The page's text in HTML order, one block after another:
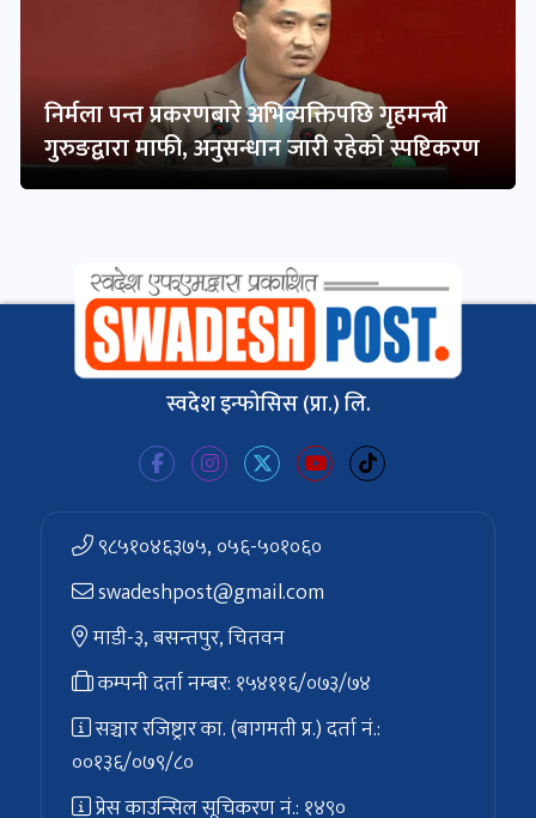
निर्मला पन्त प्रकरणबारे अभिव्यक्तिपछि गृहमन्त्री
गुरुङद्वारा माफी, अनुसन्धान जारी रहेको स्पष्टिकरण
स्वदेश इन्फोसिस (प्रा.) लि.
९८५१०४६३७५, ०५६-५०१०६०
swadeshpost@gmail.com
माडी-३, बसन्तपुर, चितवन
कम्पनी दर्ता नम्बर: १५४११६/०७३/७४
सञ्चार रजिष्ट्रार का. (बागमती प्र.) दर्ता नं.:
००१३६/०७९/८०
प्रेस काउन्सिल सूचिकरण नं.: १४९०